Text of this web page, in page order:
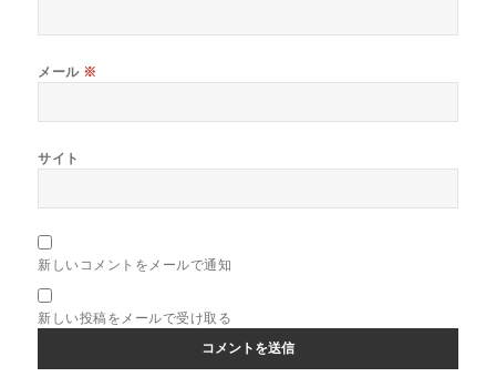
メール ※
サイト
新しいコメントをメールで通知
新しい投稿をメールで受け取る